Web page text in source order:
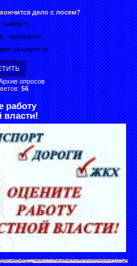
дело с лосем?
«крайнего»
разберутся
опросов
56
работу
власти!